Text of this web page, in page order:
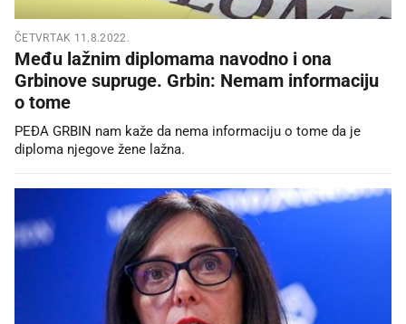
ČETVRTAK 11.8.2022.
Među lažnim diplomama navodno i ona
Grbinove supruge. Grbin: Nemam informaciju
o tome
PEĐA GRBIN nam kaže da nema informaciju o tome da je
diploma njegove žene lažna.